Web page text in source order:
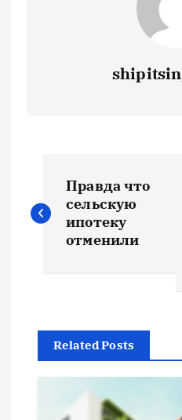
а
г
а
Правда что
сельскую
ипотеку
отменили
Related Posts